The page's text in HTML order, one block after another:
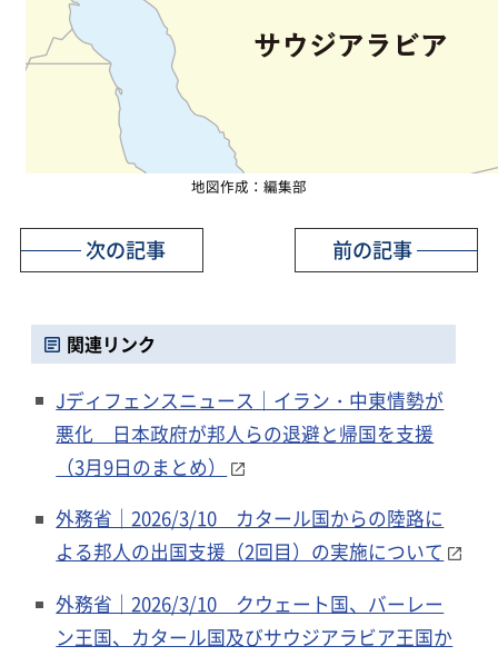
地図作成：編集部
前の記事
次の記事
関連リンク
Jディフェンスニュース｜イラン・中東情勢が
悪化 日本政府が邦人らの退避と帰国を支援
（3月9日のまとめ）
外務省｜2026/3/10 カタール国からの陸路に
よる邦人の出国支援（2回目）の実施について
外務省｜2026/3/10 クウェート国、バーレー
ン王国、カタール国及びサウジアラビア王国か